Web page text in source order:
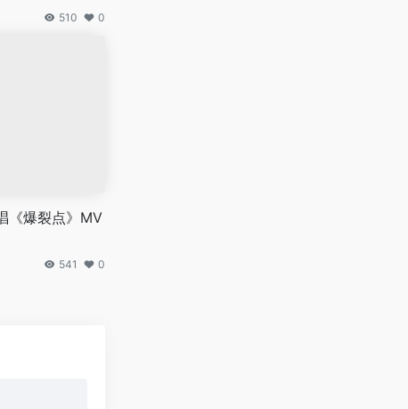
510 0
《爆裂点》MV
541 0